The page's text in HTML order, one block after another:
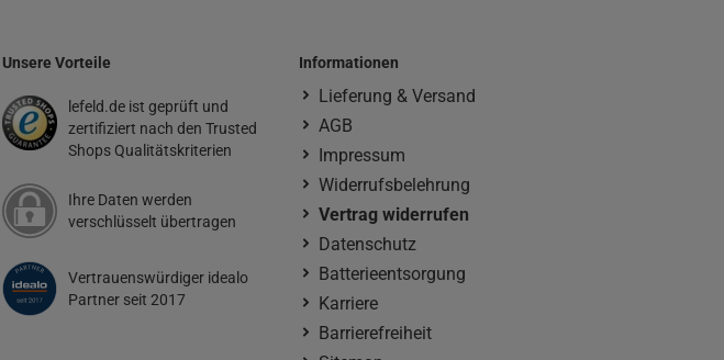
Unsere Vorteile
lefeld.de ist geprüft und
zertifiziert nach den Trusted
Shops Qualitätskriterien
Ihre Daten werden
verschlüsselt übertragen
Vertrauenswürdiger idealo
Partner seit 2017
Informationen
Lieferung & Versand
AGB
Impressum
Widerrufsbelehrung
Vertrag widerrufen
Datenschutz
Batterieentsorgung
Karriere
Barrierefreiheit